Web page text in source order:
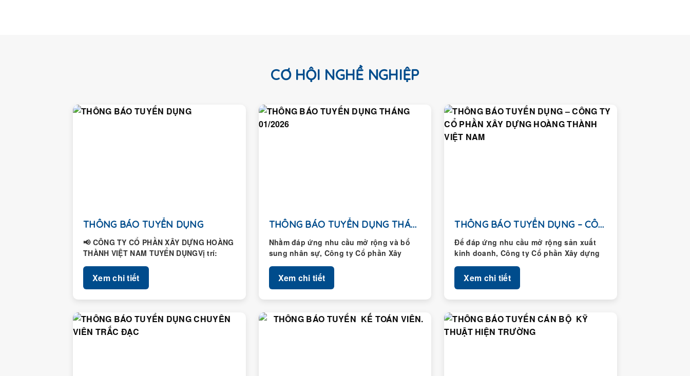
CƠ HỘI NGHỀ NGHIỆP
THÔNG BÁO TUYỂN DỤNG
📢 CÔNG TY CỔ PHẦN XÂY DỰNG HOÀNG
THÀNH VIỆT NAM TUYỂN DỤNGVị trí:
Xem chi tiết
THÔNG BÁO TUYỂN DỤNG THÁNG 01/2026
Nhằm đáp ứng nhu cầu mở rộng và bổ
sung nhân sự, Công ty Cổ phần Xây
Xem chi tiết
THÔNG BÁO TUYỂN DỤNG – CÔNG TY CỔ...
Để đáp ứng nhu cầu mở rộng sản xuất
kinh doanh, Công ty Cổ phần Xây dựng
Xem chi tiết